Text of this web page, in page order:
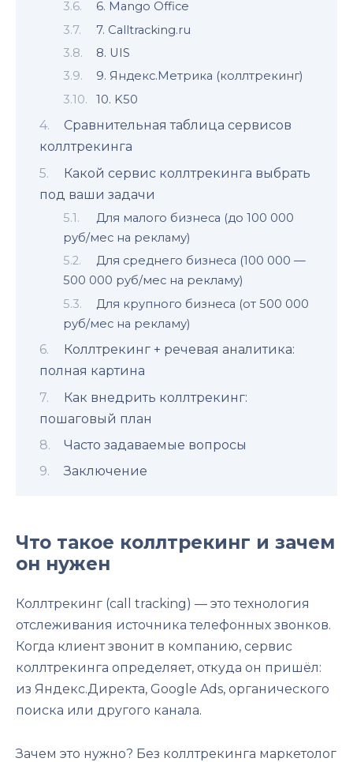
6. Mango Office
7. Calltracking.ru
8. UIS
9. Яндекс.Метрика (коллтрекинг)
10. K50
Сравнительная таблица сервисов
коллтрекинга
Какой сервис коллтрекинга выбрать
под ваши задачи
Для малого бизнеса (до 100 000
руб/мес на рекламу)
Для среднего бизнеса (100 000 —
500 000 руб/мес на рекламу)
Для крупного бизнеса (от 500 000
руб/мес на рекламу)
Коллтрекинг + речевая аналитика:
полная картина
Как внедрить коллтрекинг:
пошаговый план
Часто задаваемые вопросы
Заключение
Что такое коллтрекинг и зачем
он нужен
Коллтрекинг (call tracking) — это технология
отслеживания источника телефонных звонков.
Когда клиент звонит в компанию, сервис
коллтрекинга определяет, откуда он пришёл:
из Яндекс.Директа, Google Ads, органического
поиска или другого канала.
Зачем это нужно? Без коллтрекинга маркетолог